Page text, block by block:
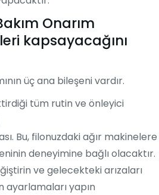
Onarım
kapsayacağını
üç ana bileşeni vardır.
tüm rutin ve önleyici
Bu, filonuzdaki ağır makinelere
deneyimine bağlı olacaktır.
ve gelecekteki arızaları
yapın